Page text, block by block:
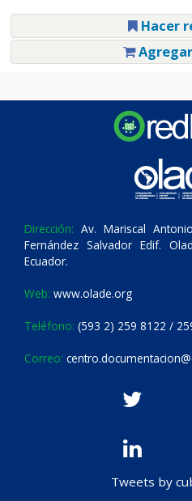
Hacer
Dirección: Av. Mariscal
Fernández Salvador Edif.
Ecuador.
Web: www.olade.org
Teléfono: (593 2) 259 8122 /
Correo:
Tweets by